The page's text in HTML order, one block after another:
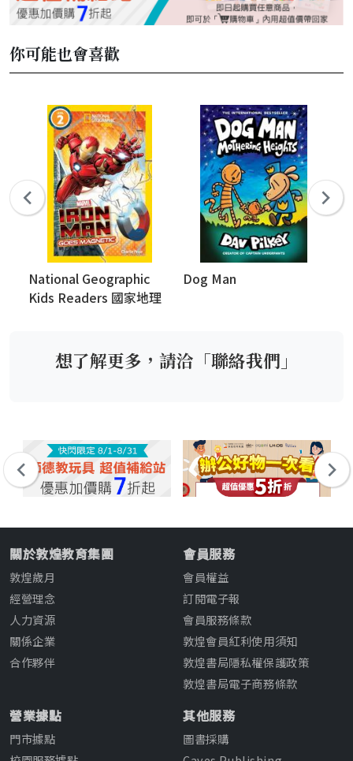
你可能也會喜歡
National Geographic
Kids Readers 國家地理
Dog Man
想了解更多，請洽「聯絡我們」
關於敦煌教育集團
敦煌歲月
經營理念
人力資源
關係企業
合作夥伴
會員服務
會員權益
訂閱電子報
會員服務條款
敦煌會員紅利使用須知
敦煌書局隱私權保護政策
敦煌書局電子商務條款
營業據點
門市據點
其他服務
圖書採購